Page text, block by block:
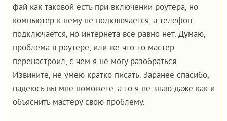
фай как таковой есть при включении роутера, но
компьютер к нему не подключается, а телефон
подключается, но интернета все равно нет. Думаю,
проблема в роутере, или же что-то мастер
перенастроил, с чем я не могу разобраться.
Извините, не умею кратко писать. Заранее спасибо,
надеюсь вы мне поможете, а то я не знаю даже как и
объяснить мастеру свою проблему.